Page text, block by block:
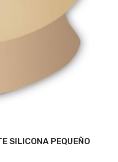
SILICONA PEQUEÑO